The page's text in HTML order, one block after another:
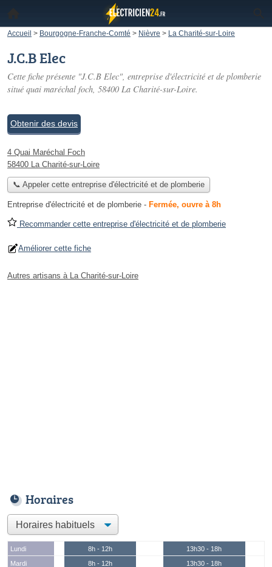
Accueil > Bourgogne-Franche-Comté > Nièvre > La Charité-sur-Loire
J.C.B Elec
Cette fiche présente "J.C.B Elec", entreprise d'électricité et de plomberie
situé quai maréchal foch, 58400 La Charité-sur-Loire.
Obtenir des devis
4 Quai Maréchal Foch
58400 La Charité-sur-Loire
📞 Appeler cette entreprise d'électricité et de plomberie
Entreprise d'électricité et de plomberie - Fermée, ouvre à 8h
Recommander cette entreprise d'électricité et de plomberie
Améliorer cette fiche
Autres artisans à La Charité-sur-Loire
Horaires
Lundi 8h - 12h
13h30 - 18h
Mardi
8h - 12h
13h30 - 18h